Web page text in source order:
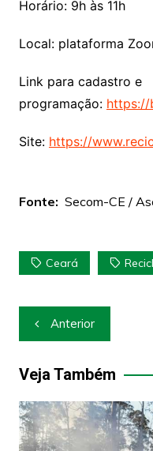
Horário: 9h às 11h
Local: plataforma
Link para cadastro e
programação: https://
Site: https://
Fonte: Secom-CE /
Ceará
Navegação
de
Post
Anterior
Veja Também